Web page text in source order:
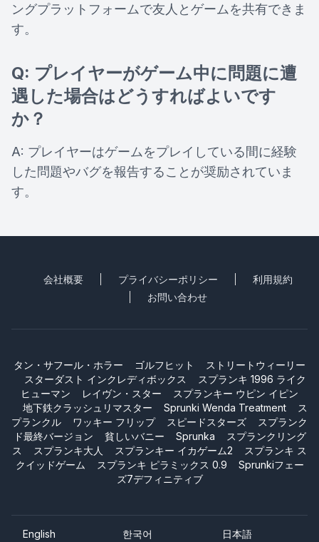
ングプラットフォームで友人とゲームを共有できま
す。
Q: プレイヤーがゲーム中に問題に遭
遇した場合はどうすればよいです
か？
A: プレイヤーはゲームをプレイしている間に経験
した問題やバグを報告することが奨励されていま
す。
会社概要 プライバシーポリシー
利用規約
お問い合わせ
タン・サフール・ホラー ゴルフヒット
ストリートウィーリー
スターダスト インクレディボックス
スプランキ 1996 ライク
ヒューマン
レイヴン・スター
スプランキー ウピン イピン
地下鉄クラッシュリマスター
Sprunki Wenda Treatment
ス
プランクル
ワッキー フリップ スピードスターズ
スプランク
ド最終バージョン
貧しいバニー Sprunka
スプランクリング
ス
スプランキ大人 スプランキー イカゲーム2
スプランキ ス
クイッドゲーム
スプランキ ピラミックス 0.9
Sprunkiフェー
ズ7デフィニティブ
English 한국어 日本語